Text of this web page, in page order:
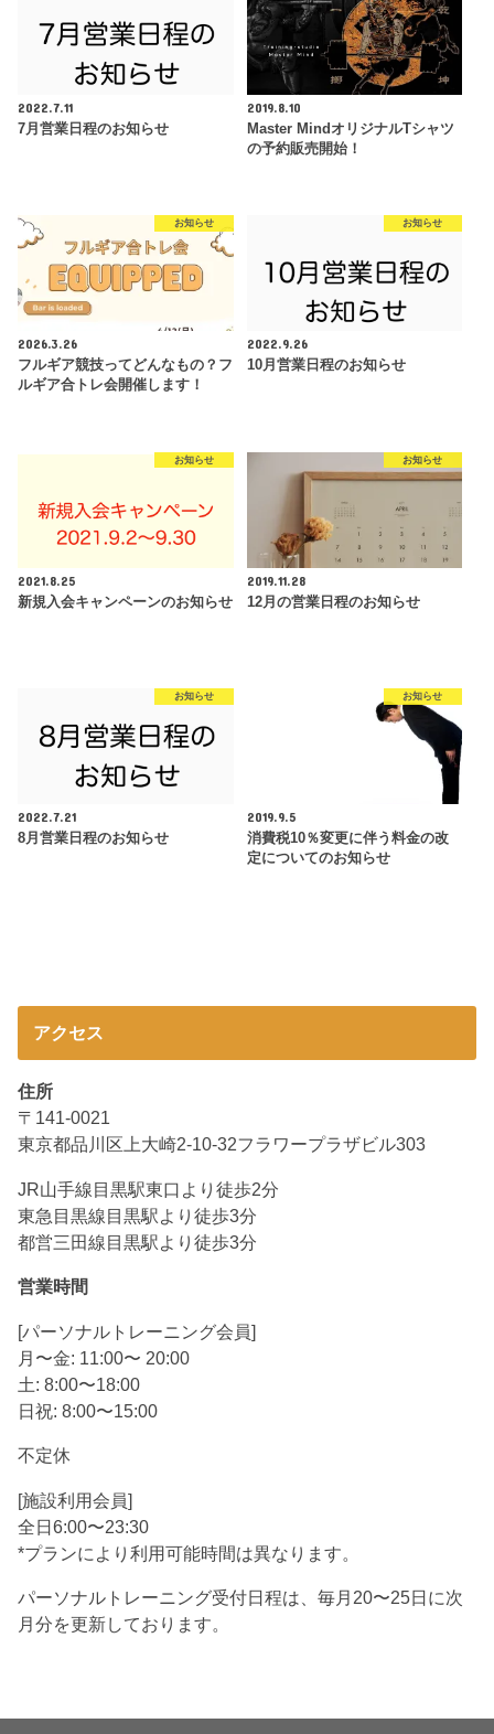
2022.7.11
7月営業日程のお知らせ
2019.8.10
Master MindオリジナルTシャツ
の予約販売開始！
お知らせ
2026.3.26
フルギア競技ってどんなもの？フ
ルギア合トレ会開催します！
お知らせ
2022.9.26
10月営業日程のお知らせ
お知らせ
2021.8.25
新規入会キャンペーンのお知らせ
お知らせ
2019.11.28
12月の営業日程のお知らせ
お知らせ
2022.7.21
8月営業日程のお知らせ
お知らせ
2019.9.5
消費税10％変更に伴う料金の改
定についてのお知らせ
アクセス
住所
〒141-0021
東京都品川区上大崎2-10-32フラワープラザビル303
JR山手線目黒駅東口より徒歩2分
東急目黒線目黒駅より徒歩3分
都営三田線目黒駅より徒歩3分
営業時間
[パーソナルトレーニング会員]
月〜金: 11:00〜 20:00
土: 8:00〜18:00
日祝: 8:00〜15:00
不定休
[施設利用会員]
全日6:00〜23:30
*プランにより利用可能時間は異なります。
パーソナルトレーニング受付日程は、毎月20〜25日に次
月分を更新しております。